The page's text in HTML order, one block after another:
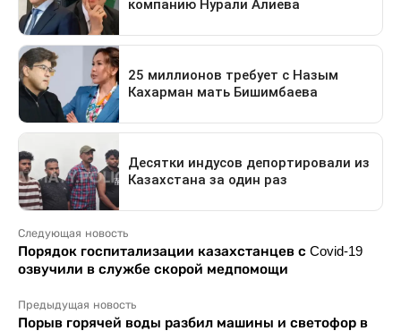
Следующая новость
Порядок госпитализации казахстанцев с Covid-19
озвучили в службе скорой медпомощи
Предыдущая новость
Порыв горячей воды разбил машины и светофор в